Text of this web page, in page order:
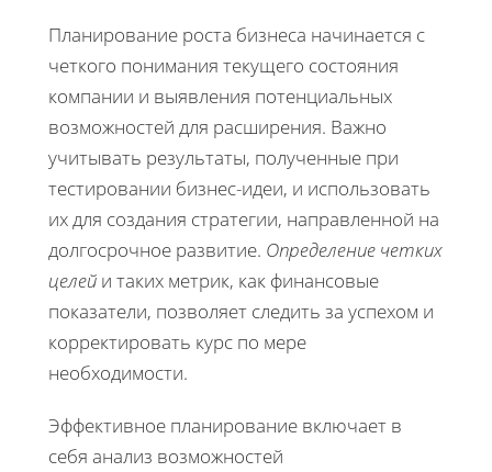
Планирование роста бизнеса начинается с
четкого понимания текущего состояния
компании и выявления потенциальных
возможностей для расширения. Важно
учитывать результаты, полученные при
тестировании бизнес-идеи, и использовать
их для создания стратегии, направленной на
долгосрочное развитие. Определение четких
целей и таких метрик, как финансовые
показатели, позволяет следить за успехом и
корректировать курс по мере
необходимости.
Эффективное планирование включает в
себя анализ возможностей